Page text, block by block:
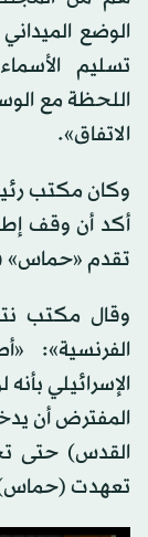
الوضع
تسليم
اللحظة مع
الاتفاق».
وكان مكتب رئيس
أكد أن وقف
تقدم «حماس»
وقال مكتب
الفرنسية»:
الإسرائيلي
القدس) حتى
تعهدت (حماس)